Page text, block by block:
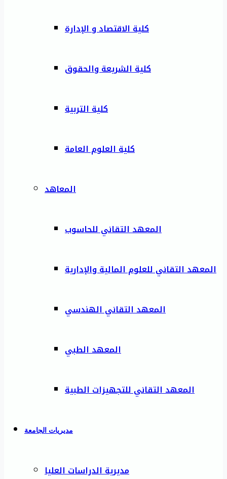
كلية الاقتصاد و الإدارة
كلية الشريعة والحقوق
كلية التربية
كلية العلوم العامة
المعاهد
المعهد التقاني للحاسوب
المعهد التقاني للعلوم المالية والإدارية
المعهد التقاني الهندسي
المعهد الطبي
المعهد التقاني للتجهيزات الطبية
مديريات الجامعة
مديرية الدراسات العليا